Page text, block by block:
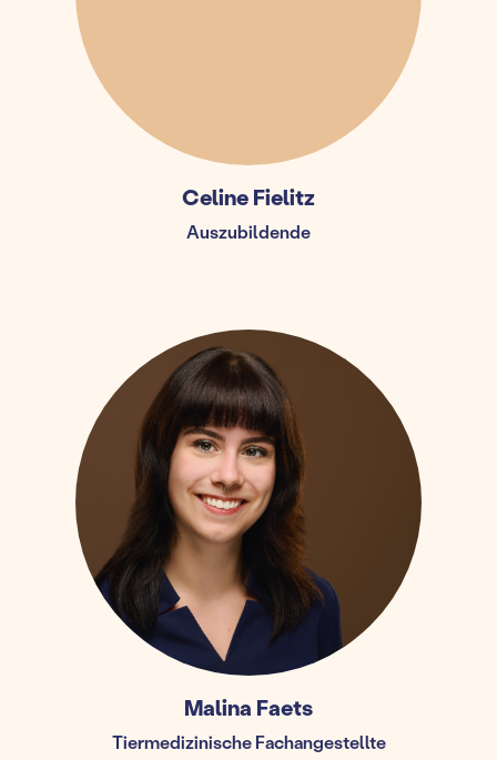
Celine Fielitz
Auszubildende
Malina Faets
Tiermedizinische Fachangestellte